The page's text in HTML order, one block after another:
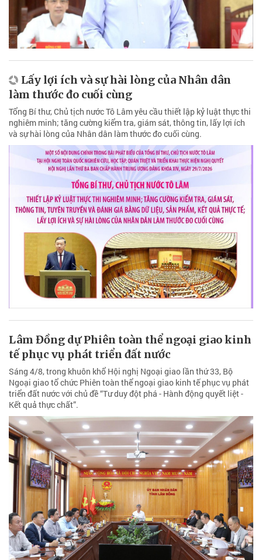
Lấy lợi ích và sự hài lòng của Nhân dân
làm thước đo cuối cùng
Tổng Bí thư, Chủ tịch nước Tô Lâm yêu cầu thiết lập kỷ luật thực thi
nghiêm minh; tăng cường kiểm tra, giám sát, thông tin, lấy lợi ích
và sự hài lòng của Nhân dân làm thước đo cuối cùng.
Lâm Đồng dự Phiên toàn thể ngoại giao kinh
tế phục vụ phát triển đất nước
Sáng 4/8, trong khuôn khổ Hội nghị Ngoại giao lần thứ 33, Bộ
Ngoại giao tổ chức Phiên toàn thể ngoại giao kinh tế phục vụ phát
triển đất nước với chủ đề “Tư duy đột phá - Hành động quyết liệt -
Kết quả thực chất”.